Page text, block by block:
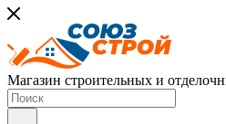
Магазин строительных и